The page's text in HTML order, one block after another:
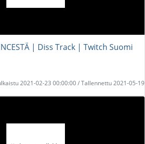
| Diss Track | Twitch Suomi
2021-02-23 00:00:00 / Tallennettu 2021-05-19